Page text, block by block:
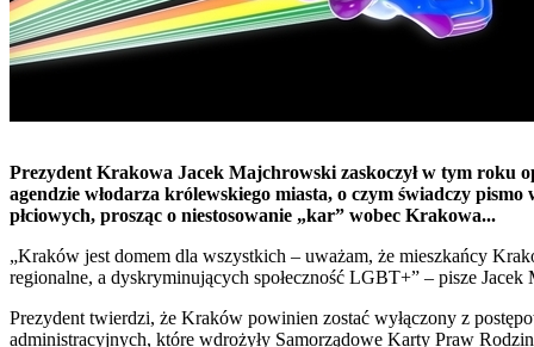
Prezydent Krakowa Jacek Majchrowski zaskoczył w tym roku
agendzie włodarza królewskiego miasta, o czym świadczy
płciowych, prosząc o niestosowanie „kar” wobec Krakowa...
„Kraków jest domem dla wszystkich – uważam, że mieszkańcy
regionalne, a dyskryminujących społeczność LGBT+” – pisze Jacek
Prezydent twierdzi, że Kraków powinien zostać wyłączony z
administracyjnych, które wdrożyły Samorządowe Karty Praw